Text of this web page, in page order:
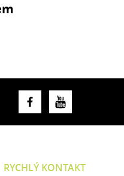
RYCHLÝ KONTAKT